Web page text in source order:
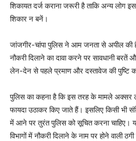
शिकायत दर्ज कराना जरूरी है ताकि अन्य लोग
शिकार न बनें।
जांजगीर-चांपा पुलिस ने आम जनता से अपील की है
नौकरी दिलाने का दावा करने पर सावधानी
लेन-देन से पहले प्रमाण और दस्तावेज की पुष्टि
पुलिस का कहना है कि इस तरह के मामले अक्सर
फायदा उठाकर किए जाते हैं। इसलिए किसी भी
में आने पर तुरंत पुलिस को सूचित करना चाहिए।
विभागों में नौकरी दिलाने के नाम पर होने वाली